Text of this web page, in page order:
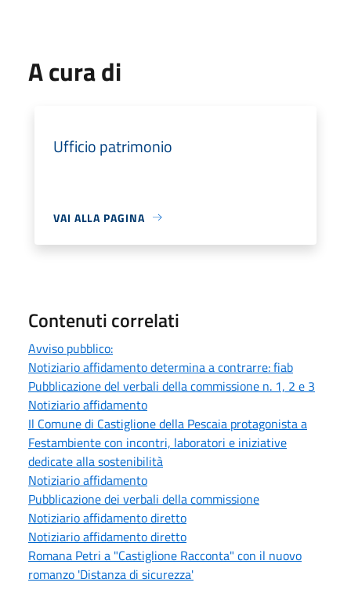
A cura di
Ufficio patrimonio
VAI ALLA PAGINA
Contenuti correlati
Avviso pubblico:
Notiziario affidamento determina a contrarre: fiab
Pubblicazione del verbali della commissione n. 1, 2 e 3
Notiziario affidamento
Il Comune di Castiglione della Pescaia protagonista a
Festambiente con incontri, laboratori e iniziative
dedicate alla sostenibilità
Notiziario affidamento
Pubblicazione dei verbali della commissione
Notiziario affidamento diretto
Notiziario affidamento diretto
Romana Petri a "Castiglione Racconta" con il nuovo
romanzo 'Distanza di sicurezza'